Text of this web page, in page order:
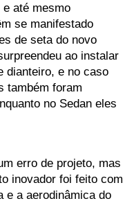
até mesmo
se manifestado
de seta do novo
ao instalar
dianteiro, e no caso
também foram
no Sedan eles
erro de projeto, mas
inovador foi feito com
e a aerodinâmica do